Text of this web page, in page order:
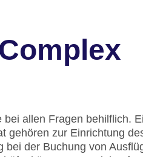
allen Fragen behilflich.
gehören zur Einrichtung
der Buchung von